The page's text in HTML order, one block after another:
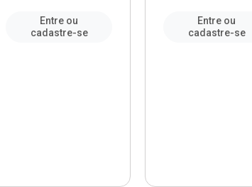
Entre ou
cadastre-se
Entre ou
cadastre-se